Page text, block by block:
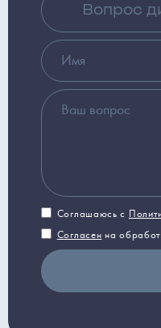
Вопрос
Соглашаюсь с
Согласен на